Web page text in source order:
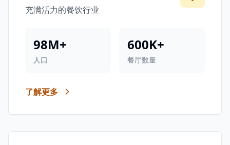
充满活力的餐饮行业
98M+
人口
600K+
餐厅数量
了解更多